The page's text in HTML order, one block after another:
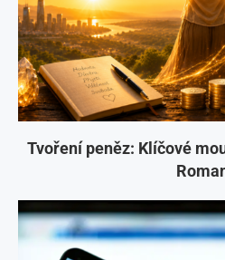
Tvoření peněz: Klíčové